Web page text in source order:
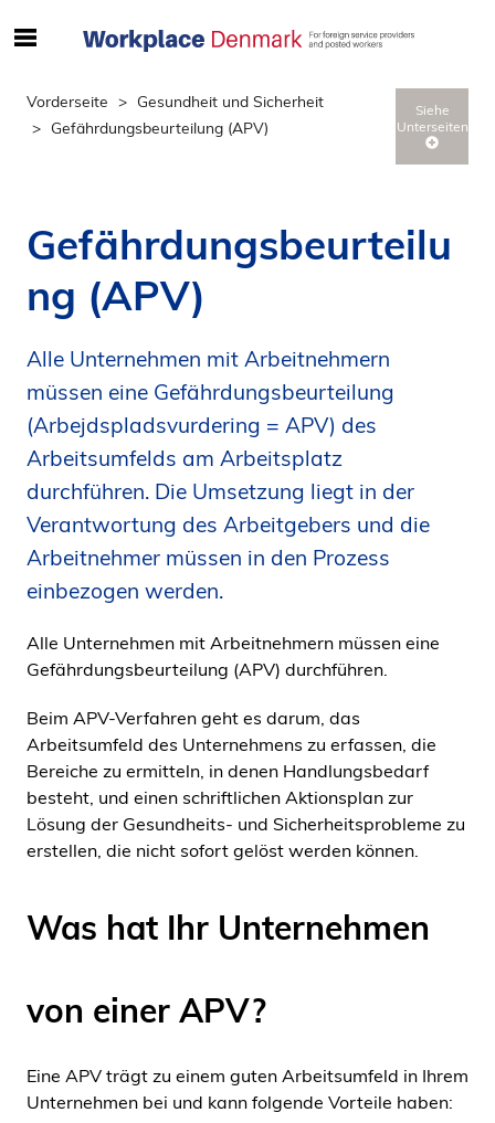
g
e
i
d
o
l
p
å
s
i
e
n
Vorderseite
Gesundheit und Sicherheit
Gefährdungsbeurteilung (APV)
Siehe
Unterseiten
Gefährdungsbeurteilu
ng (APV)
Alle Unternehmen mit Arbeitnehmern
müssen eine Gefährdungsbeurteilung
(Arbejdspladsvurdering = APV) des
Arbeitsumfelds am Arbeitsplatz
durchführen. Die Umsetzung liegt in der
Verantwortung des Arbeitgebers und die
Arbeitnehmer müssen in den Prozess
einbezogen werden.
Alle Unternehmen mit Arbeitnehmern müssen eine
Gefährdungsbeurteilung (APV) durchführen.
Beim APV-Verfahren geht es darum, das
Arbeitsumfeld des Unternehmens zu erfassen, die
Bereiche zu ermitteln, in denen Handlungsbedarf
besteht, und einen schriftlichen Aktionsplan zur
Lösung der Gesundheits- und Sicherheitsprobleme zu
erstellen, die nicht sofort gelöst werden können.
Was hat Ihr Unternehmen
von einer APV?
Eine APV trägt zu einem guten Arbeitsumfeld in Ihrem
Unternehmen bei und kann folgende Vorteile haben: